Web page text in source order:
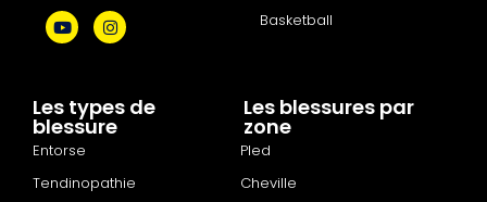
Basketball
Les types de
blessure
Les blessures par
zone
Entorse
Tendinopathie
PIed
Cheville